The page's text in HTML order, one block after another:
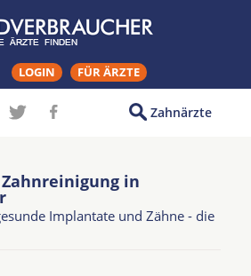
LOGIN FÜR ÄRZTE
Zahnärzte
in
Implantate und Zähne - die